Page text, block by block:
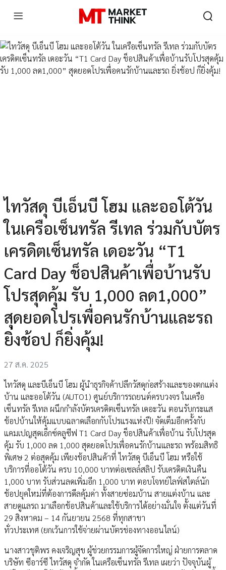
ไทวัสดุ บีเอ็นบี โฮม และออโต้วัน
ในเครือเซ็นทรัล รีเทล ร่วมกับบัตร
เครดิตเซ็นทรัล เดอะวัน “T1
Card Day ช็อปสินค้าเพื่อบ้านรับ
โปรสุดคุ้ม รับ 1,000 ลด1,000”
สุดยอดโปรเพื่อคนรักบ้านและรถ
ยิ่งช้อป ก็ยิ่งคุ้ม!
27 ส.ค. 2025
ไทวัสดุ และบีเอ็นบี โฮม ผู้นำธุรกิจค้าปลีกวัสดุก่อสร้างและของตกแต่ง
บ้าน และออโต้วัน (AUTO1) ศูนย์บริการรถยนต์ครบวงจร ในเครือ
เซ็นทรัล รีเทล ผนึกกำลังบัตรเครดิตเซ็นทรัล เดอะวัน ตอนรับกระแส
ช้อปบ้านให้คุ้มแบบฉลาดเลือกกับโปรแรงแห่งปี! จัดเต็มอีกครั้งกับ
แคมเปญสุดเอ็กซ์คลูซีฟ T1 Card Day ช็อปสินค้าเพื่อบ้าน รับโปรสุด
คุ้ม รับ 1,000 ลด 1,000 สุดยอดโปรเพื่อคนรักบ้านและรถ พร้อมสิทธิ
พิเศษ 2 ต่อสุดคุ้ม เพียงช้อปสินค้าที่ ไทวัสดุ บีเอ็นบี โฮม หรือใช้
บริการที่ออโต้วัน ครบ 10,000 บาทต่อเซลล์สลิป รับเครดิตเงินคืน
1,000 บาท รับส่วนลดเพิ่มอีก 1,000 บาท ตอบโจทย์ไลฟ์สไตล์นัก
ช้อปยุคใหม่ที่ต้องการดีลคุ้มค่า ทั้งสายซ่อมบ้าน สายแต่งบ้าน และ
สายดูแลรถ มาเลือกช้อปสินค้าและใช้บริการได้อย่างมั่นใจ ตั้งแต่วันที่
29 สิงหาคม – 14 กันยายน 2568 ที่ทุกสาขา
ทั่วประเทศ (ยกเว้นการใช้จ่ายผ่านบัตรช่องทางออนไลน์)
นางสาวชุติพร คงเจริญสุข ผู้ช่วยกรรมการผู้จัดการใหญ่ ฝ่ายการตลาด
บริษัท ซีอาร์ซี ไทวัสดุ จำกัด ในเครือเซ็นทรัล รีเทล เผยว่า ปัจจุบันผู้